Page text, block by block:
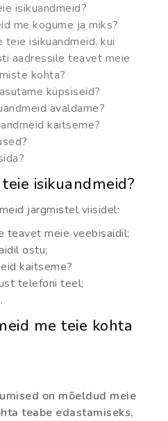
isikuandmeid?
me kogume ja miks?
isikuandmeid, kui
aadressile teavet meie
kohta?
küpsiseid?
avaldame?
kaitseme?
isikuandmeid?
järgmistel viisidel:
teavet meie veebisaidil;
ostu;
kaitseme?
telefoni teel;
me teie kohta
on mõeldud meie
teabe edastamiseks,